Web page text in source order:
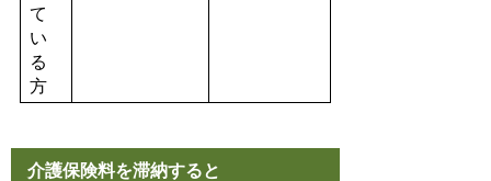
て
い
る
方
介護保険料を滞納すると